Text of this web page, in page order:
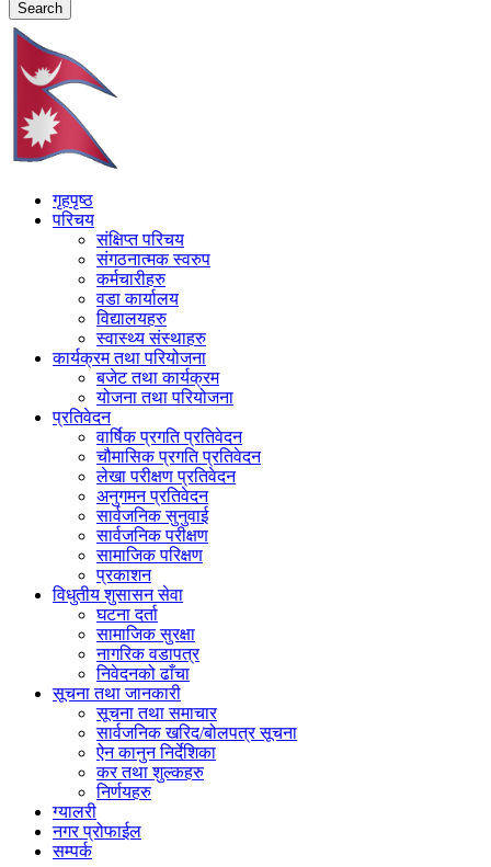
गृहपृष्ठ
परिचय
संक्षिप्त परिचय
संगठनात्मक स्वरुप
कर्मचारीहरु
वडा कार्यालय
विद्यालयहरु
स्वास्थ्य संस्थाहरु
कार्यक्रम तथा परियोजना
बजेट तथा कार्यक्रम
योजना तथा परियोजना
प्रतिवेदन
वार्षिक प्रगति प्रतिवेदन
चौमासिक प्रगति प्रतिवेदन
लेखा परीक्षण प्रतिवेदन
अनुगमन प्रतिवेदन
सार्वजनिक सुनुवाई
सार्वजनिक परीक्षण
सामाजिक परिक्षण
प्रकाशन
विधुतीय शुसासन सेवा
घटना दर्ता
सामाजिक सुरक्षा
नागरिक वडापत्र
निवेदनको ढाँचा
सूचना तथा जानकारी
सूचना तथा समाचार
सार्वजनिक खरिद/बोलपत्र सूचना
ऐन कानुन निर्देशिका
कर तथा शुल्कहरु
निर्णयहरु
ग्यालरी
नगर प्रोफाईल
सम्पर्क